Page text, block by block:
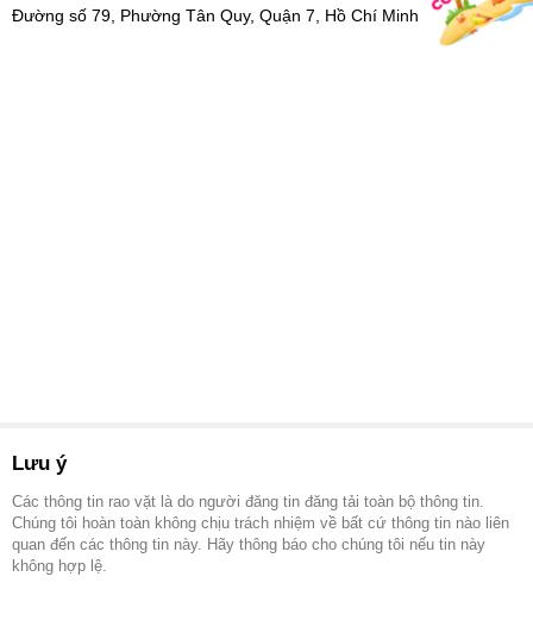
Đường số 79, Phường Tân Quy, Quận 7, Hồ Chí Minh
Lưu ý
Các thông tin rao vặt là do người đăng tin đăng tải toàn bộ thông tin.
Chúng tôi hoàn toàn không chịu trách nhiệm về bất cứ thông tin nào liên
quan đến các thông tin này. Hãy thông báo cho chúng tôi nếu tin này
không hợp lệ.